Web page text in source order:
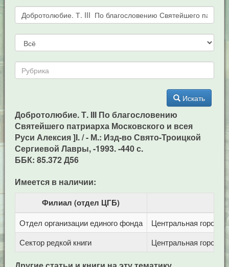
Искать
Добротолюбие. Т. III По благословению
Святейшего патриарха Московского и всея
Руси Алексия ]I. / - М.: Изд-во Свято-Троицкой
Сергиевой Лавры, -1993. -440 с.
ББК: 85.372 Д56
Имеется в наличии:
Филиал (отдел ЦГБ)
Отдел организации единого фонда
Центральная
Сектор редкой книги
Центральная